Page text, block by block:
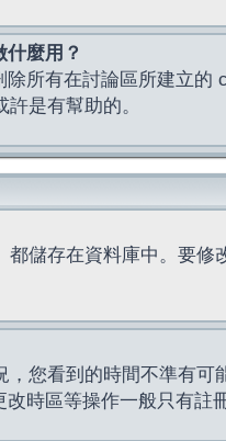
麼用？
除所有在討論區所建立
是有幫助的。
儲存在資料庫中。要修
您看到的時間不準有
時區等操作一般只有註